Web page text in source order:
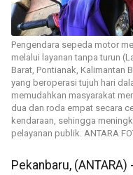
Pengendara sepeda motor
melalui layanan tanpa turun
Barat, Pontianak, Kalimantan
yang beroperasi tujuh hari
memudahkan masyarakat
dua dan roda empat secara
kendaraan, sehingga
pelayanan publik. ANTARA
Pekanbaru,